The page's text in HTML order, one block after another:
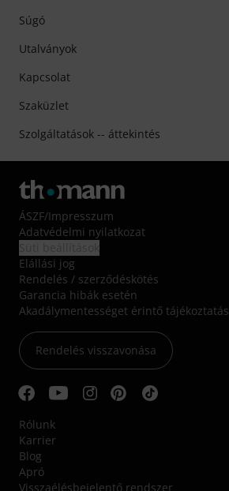
Súgó
Utalványok
Kapcsolat
Szaküzlet
Szolgáltatások -- áttekintés
ÁSZF/Impresszum
Adatvédelmi nyilatkozat
Elállási jog
Rendelés / szerződéskötés
Garancia hibák esetén
Akadálymentességet érintő tájékoztatás
Rendelés visszavonása
Rólunk
Karrier
Blog
Apró
Visszaélésbejelentő rendszer